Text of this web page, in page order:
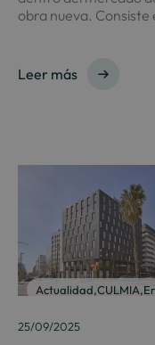
obra nueva. Consiste
Leer más
Actualidad,CULMIA,
25/09/2025